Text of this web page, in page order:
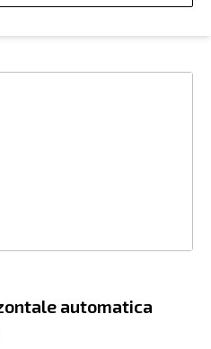
automatica